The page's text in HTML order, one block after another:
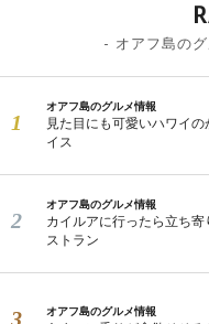
- オアフ島の
オアフ島のグルメ情報
見た目にも可愛いハワイ
イス
オアフ島のグルメ情報
カイルアに行ったら立ち
ストラン
オアフ島のグルメ情報